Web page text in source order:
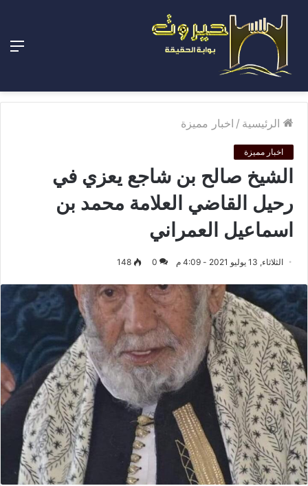
الرئيسية / اخبار مميزة
اخبار مميزة
الشيخ صالح بن شاجع يعزي في
رحيل القاضي العلامة محمد بن
اسماعيل العمراني
الثلاثاء, 13 يوليو 2021 - 4:09 م 0
148